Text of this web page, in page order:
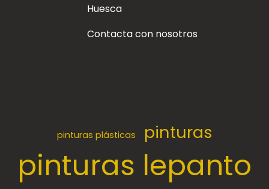
Huesca
Contacta con nosotros
pinturas plásticas pinturas
pinturas lepanto